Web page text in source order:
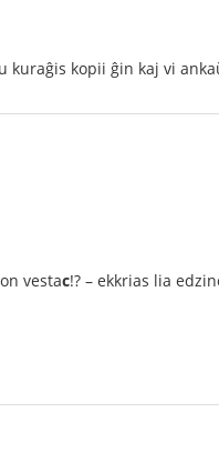
kuraĝis kopii ĝin kaj vi
vestac!? – ekkrias lia